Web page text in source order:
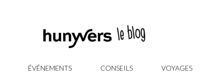
ÉVÉNEMENTS CONSEILS VOYAGES